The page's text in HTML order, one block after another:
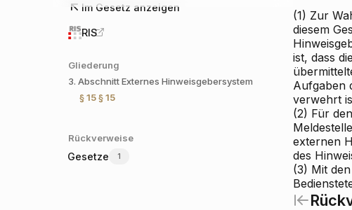
Im Gesetz anzeigen
RIS
Gliederung
3. AbschnittExternes Hinweisgebersystem
§ 15§ 15
Rückverweise
Gesetze 1
(1) Zur
diesem
ist, dass
Aufgaben
verwehrt
(2) Für
externen
des
(3) Mit